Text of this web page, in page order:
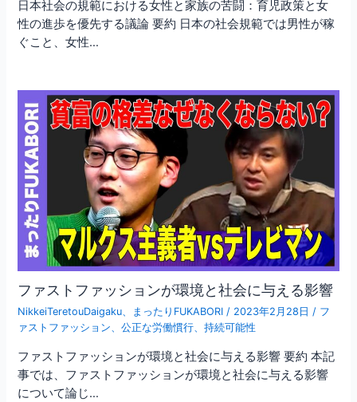
日本社会の規範における女性と家族の苦闘：育児政策と女
性の進歩を優先する議論 要約 日本の社会規範では男性が稼
ぐこと、女性…
ファストファッションが環境と社会に与える影響
NikkeiTeretouDaigaku、 まったりFUKABORI / 2023年2月28日 / フ
ァストファッション、公正な労働慣行、持続可能性
ファストファッションが環境と社会に与える影響 要約 本記
事では、ファストファッションが環境と社会に与える影響
について論じ…